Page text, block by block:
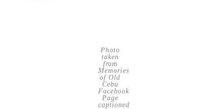
Photo
taken
from
Memories
of Old
Cebu
Facebook
Page
captioned